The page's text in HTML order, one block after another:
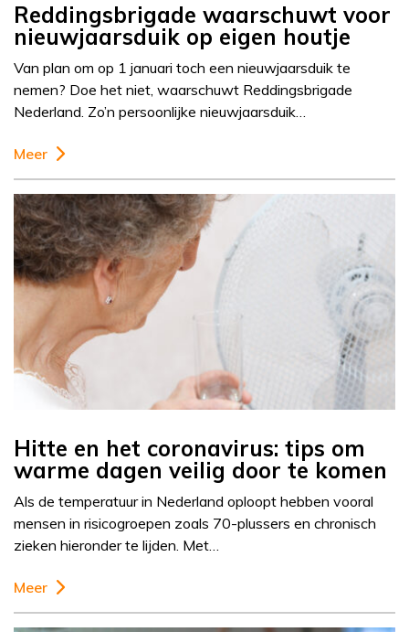
Reddingsbrigade waarschuwt voor
nieuwjaarsduik op eigen houtje
Van plan om op 1 januari toch een nieuwjaarsduik te
nemen? Doe het niet, waarschuwt Reddingsbrigade
Nederland. Zo’n persoonlijke nieuwjaarsduik…
Meer
Hitte en het coronavirus: tips om
warme dagen veilig door te komen
Als de temperatuur in Nederland oploopt hebben vooral
mensen in risicogroepen zoals 70-plussers en chronisch
zieken hieronder te lijden. Met…
Meer